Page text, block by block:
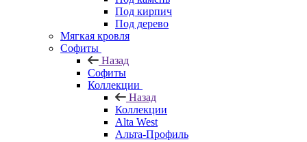
Под кирпич
Под дерево
Мягкая кровля
Софиты
Назад
Софиты
Коллекции
Назад
Коллекции
Alta West
Альта-Профиль